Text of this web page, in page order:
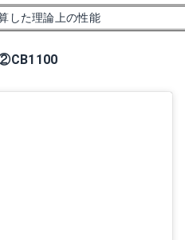
した理論上の性能